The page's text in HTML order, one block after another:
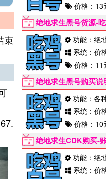
束
价格：13
绝地求生黑号货源-吃
功能：绝
系统：价
价格：11
绝地求生黑号购买
功能：各
系统：价
价格：10
绝地求生CDK购买-
功能：绝
系统：价